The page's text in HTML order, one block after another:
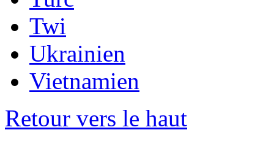
Twi
Ukrainien
Vietnamien
Retour vers le haut